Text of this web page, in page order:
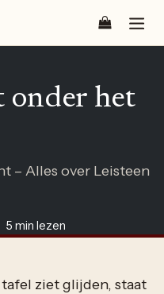
onder het
– Alles over Leisteen
5 min lezen
ziet glijden, staat